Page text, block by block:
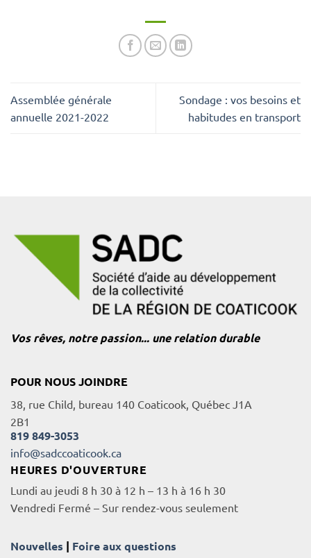
Assemblée générale
annuelle 2021-2022
Sondage : vos besoins et
habitudes en transport
Vos rêves, notre passion... une relation durable
POUR NOUS JOINDRE
38, rue Child, bureau 140 Coaticook, Québec J1A
2B1
819 849-3053
info@sadccoaticook.ca
HEURES D'OUVERTURE
Lundi au jeudi 8 h 30 à 12 h – 13 h à 16 h 30
Vendredi Fermé – Sur rendez-vous seulement
Nouvelles | Foire aux questions